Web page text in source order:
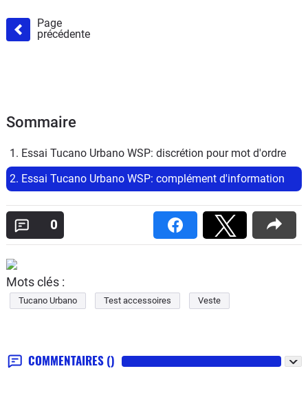
Page
précédente
Sommaire
1. Essai Tucano Urbano WSP: discrétion pour mot d'ordre
2. Essai Tucano Urbano WSP: complément d'information
0
Mots clés :
Tucano Urbano Test accessoires Veste
COMMENTAIRES ()